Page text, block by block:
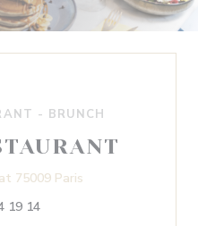
- BRUNCH
75009 Paris
19 14